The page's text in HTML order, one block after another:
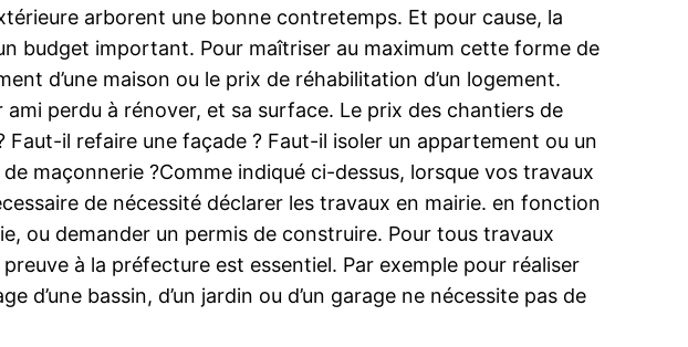
arborent une bonne contretemps. Et pour cause, la
budget important. Pour maîtriser au maximum cette forme de
d’une maison ou le prix de réhabilitation d’un logement.
perdu à rénover, et sa surface. Le prix des chantiers de
il refaire une façade ? Faut-il isoler un appartement ou un
maçonnerie ?Comme indiqué ci-dessus, lorsque vos travaux
de nécessité déclarer les travaux en mairie. en fonction
ou demander un permis de construire. Pour tous travaux
à la préfecture est essentiel. Par exemple pour réaliser
bassin, d’un jardin ou d’un garage ne nécessite pas de